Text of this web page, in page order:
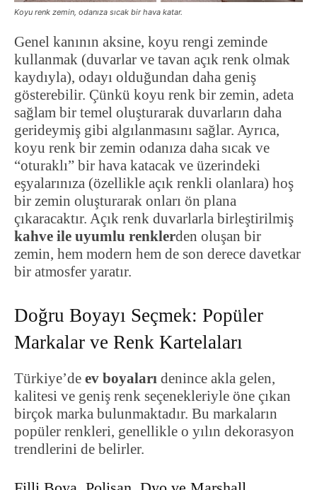
Koyu renk zemin, odanıza sıcak bir hava katar.
Genel kanının aksine, koyu rengi zeminde
kullanmak (duvarlar ve tavan açık renk olmak
kaydıyla), odayı olduğundan daha geniş
gösterebilir. Çünkü koyu renk bir zemin, adeta
sağlam bir temel oluşturarak duvarların daha
gerideymiş gibi algılanmasını sağlar. Ayrıca,
koyu renk bir zemin odanıza daha sıcak ve
“oturaklı” bir hava katacak ve üzerindeki
eşyalarınıza (özellikle açık renkli olanlara) hoş
bir zemin oluşturarak onları ön plana
çıkaracaktır. Açık renk duvarlarla birleştirilmiş
kahve ile uyumlu renklerden oluşan bir
zemin, hem modern hem de son derece davetkar
bir atmosfer yaratır.
Doğru Boyayı Seçmek: Popüler
Markalar ve Renk Kartelaları
Türkiye’de ev boyaları denince akla gelen,
kalitesi ve geniş renk seçenekleriyle öne çıkan
birçok marka bulunmaktadır. Bu markaların
popüler renkleri, genellikle o yılın dekorasyon
trendlerini de belirler.